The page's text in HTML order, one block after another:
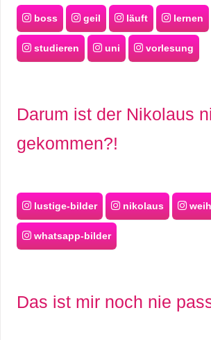
boss geil läuft lernen
studieren uni vorlesung
Darum ist der Nikolaus
gekommen?!
lustige-bilder nikolaus
whatsapp-bilder
Das ist mir noch nie